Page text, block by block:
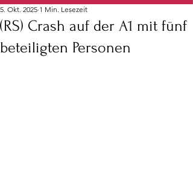
(RS) Crash auf der A1 mit fünf
beteiligten Personen
5. Okt. 2025 1 Min. Lesezeit